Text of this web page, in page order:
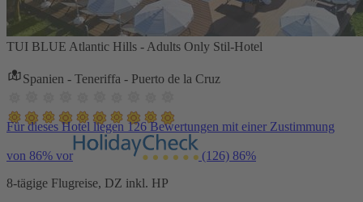
TUI BLUE Atlantic Hills - Adults Only Stil-Hotel
Spanien - Teneriffa - Puerto de la Cruz
Für dieses Hotel liegen 126 Bewertungen mit einer Zustimmung
von 86% vor (126) 86%
8-tägige Flugreise, DZ inkl. HP